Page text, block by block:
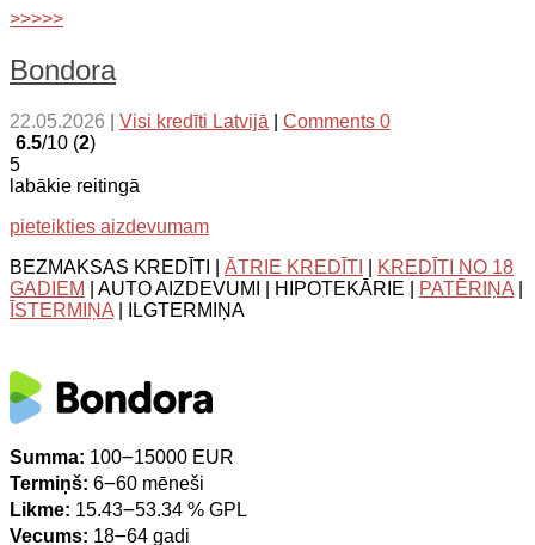
>>>>>
Bondora
22.05.2026 Visi kredīti Latvijā
Comments 0
6.5/10 (2)
5
labākie reitingā
pieteikties aizdevumam
BEZMAKSAS KREDĪTI | ĀTRIE KREDĪTI
KREDĪTI NO 18
GADIEM
| AUTO AIZDEVUMI | HIPOTEKĀRIE | PATĒRIŅA
ĪSTERMIŅA | ILGTERMIŅA
Summa: 100౼15000 EUR
Termiņš: 6౼60 mēneši
Likme: 15.43౼53.34 % GPL
Vecums: 18౼64 gadi